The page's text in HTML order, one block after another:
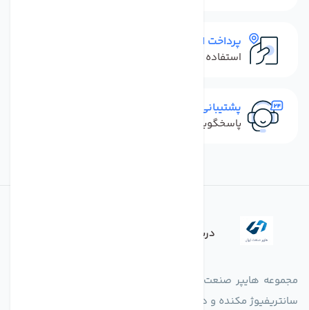
پرداخت امن
استفاده از روش‌های پرداخت امن
پشتیبانی سریع
پاسخگویی سریع به تماس‌ها و پیام‌ها
درباره فروشگاه
مجموعه هایپر صنعت ایران در امر تولید و واردات انواع فن های
سانتریفیوژ مکنده و دمنده آکسیال، سقفی، بین کانالی، مرغداری و